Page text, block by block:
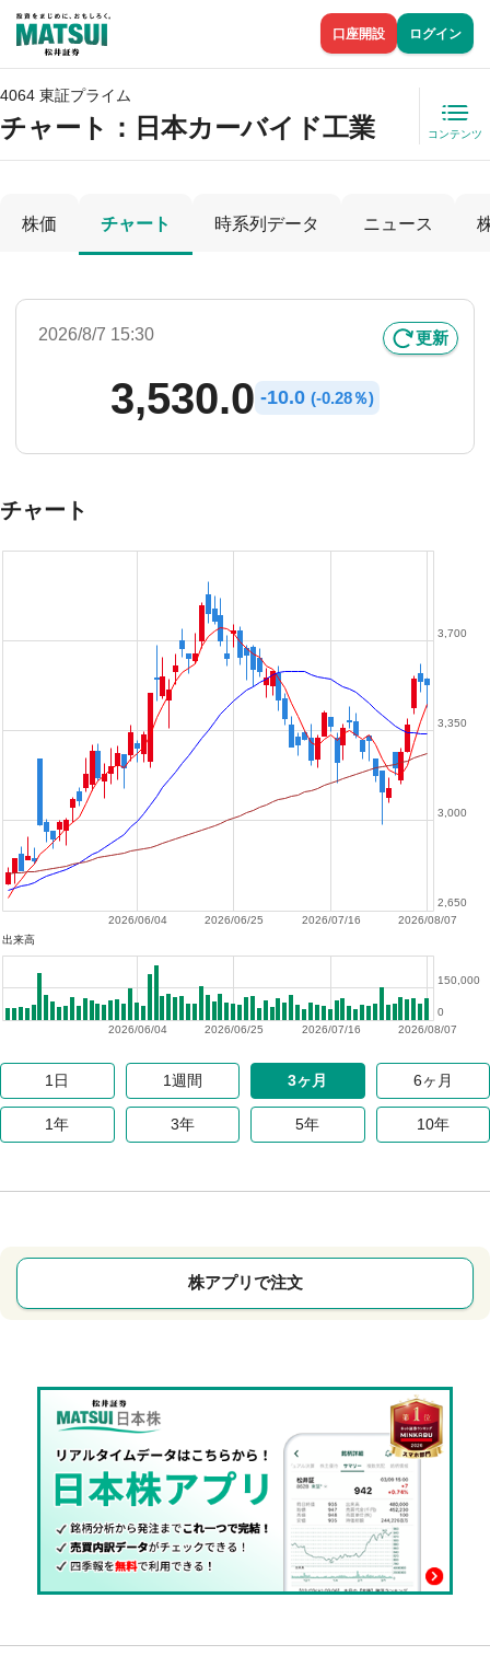
口座開設 ログイン
4064 東証プライム
チャート： 日本カーバイド工業 コンテンツ
株価 チャート 時系列データ ニュース
2026/8/7 15:30 更新
3,530.0 -10.0 (-0.28％)
チャート
2026/08/07
2026/07/16
2026/06/25
2026/06/04
2,650
3,000
3,350
3,700
出来高
2026/08/07
2026/07/16
2026/06/25
2026/06/04
0
150,000
1日 1週間 3ヶ月 6ヶ月
1年 3年 5年 10年
株アプリで注文